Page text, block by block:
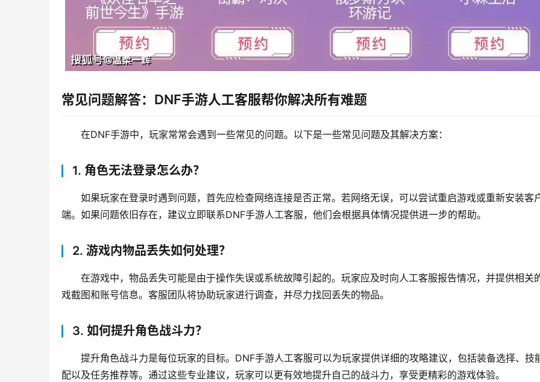
常见问题解答：DNF手游人工客服帮你解决所有难题
在DNF手游中，玩家常常会遇到一些常见的问题。以下是一些常见问题及其解决方案：
1. 角色无法登录怎么办？
如果玩家在登录时遇到问题，首先应检查网络连接是否正常。若网络无误，可以尝试重启游戏或重新安装客
端。如果问题依旧存在，建议立即联系DNF手游人工客服，他们会根据具体情况提供进一步的帮助。
2. 游戏内物品丢失如何处理？
在游戏中，物品丢失可能是由于操作失误或系统故障引起的。玩家应及时向人工客服报告情况，并提供相关
戏截图和账号信息。客服团队将协助玩家进行调查，并尽力找回丢失的物品。
3. 如何提升角色战斗力？
提升角色战斗力是每位玩家的目标。DNF手游人工客服可以为玩家提供详细的攻略建议，包括装备选择、技
配以及任务推荐等。通过这些专业建议，玩家可以更有效地提升自己的战斗力，享受更精彩的游戏体验。